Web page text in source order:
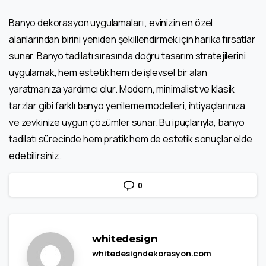
Banyo dekorasyon uygulamaları , evinizin en özel
alanlarından birini yeniden şekillendirmek için harika fırsatlar
sunar. Banyo tadilatı sırasında doğru tasarım stratejilerini
uygulamak, hem estetik hem de işlevsel bir alan
yaratmanıza yardımcı olur. Modern, minimalist ve klasik
tarzlar gibi farklı banyo yenileme modelleri, ihtiyaçlarınıza
ve zevkinize uygun çözümler sunar. Bu ipuçlarıyla, banyo
tadilatı sürecinde hem pratik hem de estetik sonuçlar elde
edebilirsiniz.
0
whitedesign
whitedesigndekorasyon.com